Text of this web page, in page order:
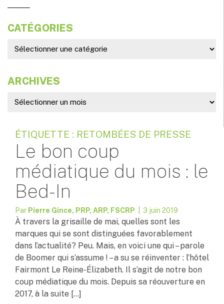
CATÉGORIES
ARCHIVES
ÉTIQUETTE : RETOMBÉES DE PRESSE
Le bon coup
médiatique du mois : le
Bed-In
Par Pierre Gince, PRP, ARP, FSCRP | 3 juin 2019
À travers la grisaille de mai, quelles sont les
marques qui se sont distinguées favorablement
dans l’actualité? Peu. Mais, en voici une qui – parole
de Boomer qui s’assume ! – a su se réinventer : l’hôtel
Fairmont Le Reine-Élizabeth. Il s’agit de notre bon
coup médiatique du mois. Depuis sa réouverture en
2017, à la suite […]